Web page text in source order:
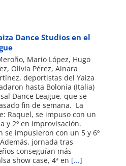
Dance Studios en el
Mario López, Hugo
Olivia Pérez, Ainara
deportistas del Yaiza
hasta Bolonia (Italia)
Dance League, que se
fin de semana. La
Raquel, se impuso con un
y 2º en improvisación.
se impusieron con un 5 y 6º
jornada tras
conseguían más
show case, 4ª en [...]